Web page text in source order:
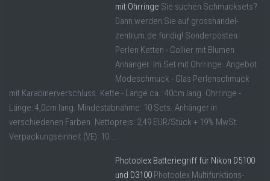
mit Ohrringe Sie suchen Schmucksets?
Dann werden Sie auf grosshandel-
zentrum.de fündig! Sonderposten
Perlen Ketten - Collier mit Blumen
Anhänger. Im Set mit Ohrringe. Angebot.
Modeschmuck - Glas Perlenschmuck
mit Karabinerverschluss. Kette - Länge ca.: 40cm lang. Ohrringe -
Länge: 4,0cm lang. Mindestabnahme: 10 Sets. Anhänger in
verschiedenen Farben. Nettopreis: 2,49 EUR/Stück + 19% MwSt.
Verpackungseinheit (VE): 10 ...
Photoolex Batteriegriff für Nikon D5100
und D3100 Photoolex Multifunktions-